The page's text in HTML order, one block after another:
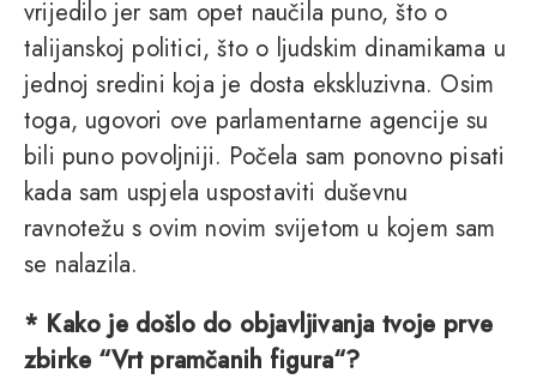
vrijedilo jer sam opet naučila puno, što o
talijanskoj politici, što o ljudskim dinamikama u
jednoj sredini koja je dosta ekskluzivna. Osim
toga, ugovori ove parlamentarne agencije su
bili puno povoljniji. Počela sam ponovno pisati
kada sam uspjela uspostaviti duševnu
ravnotežu s ovim novim svijetom u kojem sam
se nalazila.
* Kako je došlo do objavljivanja tvoje prve
zbirke “Vrt pramčanih figura“?